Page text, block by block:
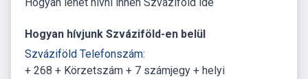
Hogyan hívjunk Szváziföld-en belül
Szváziföld Telefonszám:
+ 268 + Körzetszám + 7 számjegy + helyi